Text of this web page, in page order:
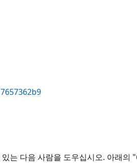
는 다음 사람을 도우십시오. 아래